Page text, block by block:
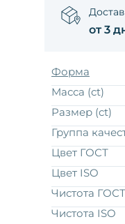
от 3
Форма
Масса (ct)
Размер (ct)
Группа
Цвет ГОСТ
Цвет ISO
Чистота ГОСТ
Чистота ISO